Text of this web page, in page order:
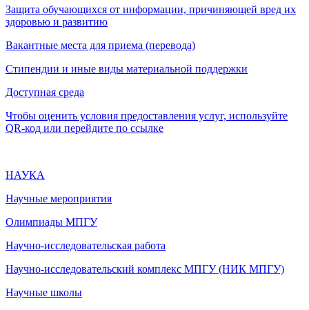
Защита обучающихся от информации, причиняющей вред их
здоровью и развитию
Вакантные места для приема (перевода)
Стипендии и иные виды материальной поддержки
Доступная среда
Чтобы оценить условия предоставления услуг, используйте
QR-код или перейдите по ссылке
НАУКА
Научные мероприятия
Олимпиады МПГУ
Научно-исследовательская работа
Научно-исследовательский комплекс МПГУ (НИК МПГУ)
Научные школы